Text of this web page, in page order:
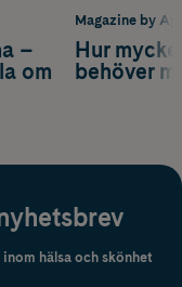
Magazine by
Hur
behöver
–
om
hälsa och skönhet